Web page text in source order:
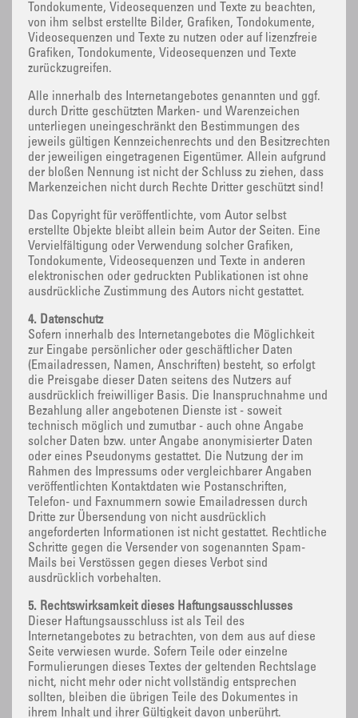
Tondokumente, Videosequenzen und Texte zu beachten,
von ihm selbst erstellte Bilder, Grafiken, Tondokumente,
Videosequenzen und Texte zu nutzen oder auf lizenzfreie
Grafiken, Tondokumente, Videosequenzen und Texte
zurückzugreifen.
Alle innerhalb des Internetangebotes genannten und ggf.
durch Dritte geschützten Marken- und Warenzeichen
unterliegen uneingeschränkt den Bestimmungen des
jeweils gültigen Kennzeichenrechts und den Besitzrechten
der jeweiligen eingetragenen Eigentümer. Allein aufgrund
der bloßen Nennung ist nicht der Schluss zu ziehen, dass
Markenzeichen nicht durch Rechte Dritter geschützt sind!
Das Copyright für veröffentlichte, vom Autor selbst
erstellte Objekte bleibt allein beim Autor der Seiten. Eine
Vervielfältigung oder Verwendung solcher Grafiken,
Tondokumente, Videosequenzen und Texte in anderen
elektronischen oder gedruckten Publikationen ist ohne
ausdrückliche Zustimmung des Autors nicht gestattet.
4. Datenschutz
Sofern innerhalb des Internetangebotes die Möglichkeit
zur Eingabe persönlicher oder geschäftlicher Daten
(Emailadressen, Namen, Anschriften) besteht, so erfolgt
die Preisgabe dieser Daten seitens des Nutzers auf
ausdrücklich freiwilliger Basis. Die Inanspruchnahme und
Bezahlung aller angebotenen Dienste ist - soweit
technisch möglich und zumutbar - auch ohne Angabe
solcher Daten bzw. unter Angabe anonymisierter Daten
oder eines Pseudonyms gestattet. Die Nutzung der im
Rahmen des Impressums oder vergleichbarer Angaben
veröffentlichten Kontaktdaten wie Postanschriften,
Telefon- und Faxnummern sowie Emailadressen durch
Dritte zur Übersendung von nicht ausdrücklich
angeforderten Informationen ist nicht gestattet. Rechtliche
Schritte gegen die Versender von sogenannten Spam-
Mails bei Verstössen gegen dieses Verbot sind
ausdrücklich vorbehalten.
5. Rechtswirksamkeit dieses Haftungsausschlusses
Dieser Haftungsausschluss ist als Teil des
Internetangebotes zu betrachten, von dem aus auf diese
Seite verwiesen wurde. Sofern Teile oder einzelne
Formulierungen dieses Textes der geltenden Rechtslage
nicht, nicht mehr oder nicht vollständig entsprechen
sollten, bleiben die übrigen Teile des Dokumentes in
ihrem Inhalt und ihrer Gültigkeit davon unberührt.